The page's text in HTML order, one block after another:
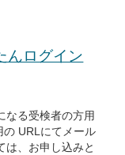
んログイン
なる受検者の方用
の URLにてメール
は、お申し込みと